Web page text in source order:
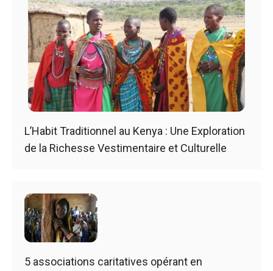
L’Habit Traditionnel au Kenya : Une Exploration
de la Richesse Vestimentaire et Culturelle
5 associations caritatives opérant en